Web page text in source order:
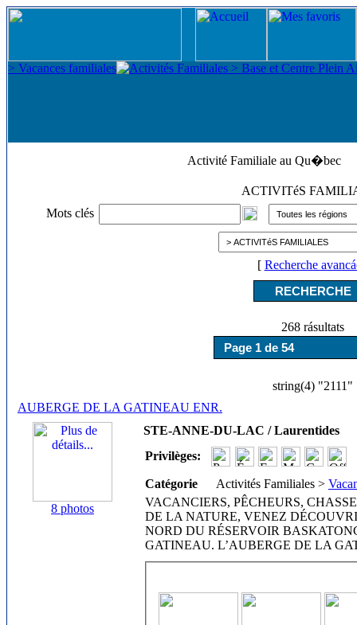
Activité Familiale au Qu�bec
ACTIVITéS
Mots clés
[ Recherche
268 rásultats
string(4) "2111"
AUBERGE DE LA GATINEAU ENR.
8 photos
STE-ANNE-DU-LAC / Laurentides
Privilèges:
Catégorie Activités Familiales >
VACANCIERS, PÊCHEURS,
DE LA NATURE, VENEZ
NORD DU RÉSERVOIR
GATINEAU. L’AUBERGE DE LA